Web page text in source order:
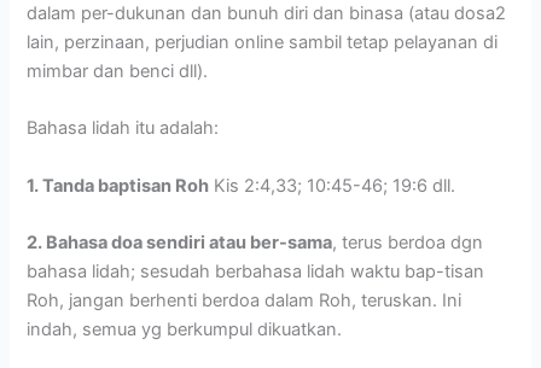
dalam per-dukunan dan bunuh diri dan binasa (atau dosa2
lain, perzinaan, perjudian online sambil tetap pelayanan di
mimbar dan benci dll).
Bahasa lidah itu adalah:
1. Tanda baptisan Roh Kis 2:4,33; 10:45-46; 19:6 dll.
2. Bahasa doa sendiri atau ber-sama, terus berdoa dgn
bahasa lidah; sesudah berbahasa lidah waktu bap-tisan
Roh, jangan berhenti berdoa dalam Roh, teruskan. Ini
indah, semua yg berkumpul dikuatkan.